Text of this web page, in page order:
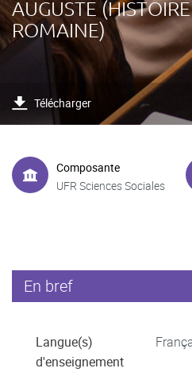
AUGUSTE (HISTOIRE
ROMAINE)
Télécharger
Composante
UFR Sciences Sociales
En bref
Langue(s)
d'enseignement